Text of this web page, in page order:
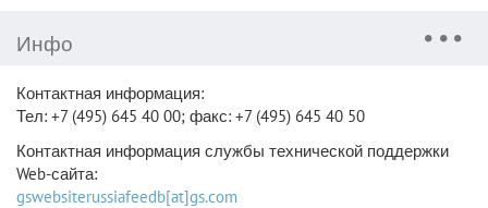
Инфо
Контактная информация:
Тел: +7 (495) 645 40 00; факс: +7 (495) 645 40 50
Контактная информация службы технической поддержки
Web-сайта:
gswebsiterussiafeedb[at]gs.com